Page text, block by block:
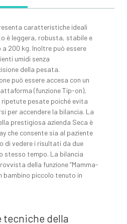
caratteristiche ideali
è leggera, robusta, stabile e
200 kg. Inoltre può essere
umidi senza
della pesata.
può essere accesa con un
(funzione Tip-on),
pesate poiché evita
per accendere la bilancia. La
prestigiosa azienda Seca è
che consente sia al paziente
di vedere i risultati da due
stesso tempo. La bilancia
della funzione “Mamma-
bambino piccolo tenuto in
della